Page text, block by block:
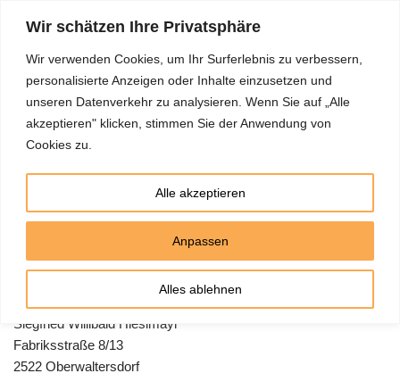
Wir schätzen Ihre Privatsphäre
Wir verwenden Cookies, um Ihr Surferlebnis zu verbessern,
personalisierte Anzeigen oder Inhalte einzusetzen und
unseren Datenverkehr zu analysieren. Wenn Sie auf „Alle
akzeptieren" klicken, stimmen Sie der Anwendung von
Cookies zu.
Anpassen
Alles ablehnen
Alle akzeptieren
springen
SH-TRAINING
Impressum
Siegfried Willibald Hieslmayr
Fabriksstraße 8/13
2522 Oberwaltersdorf